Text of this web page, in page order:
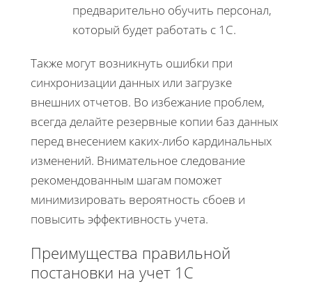
предварительно обучить персонал,
который будет работать с 1С.
Также могут возникнуть ошибки при
синхронизации данных или загрузке
внешних отчетов. Во избежание проблем,
всегда делайте резервные копии баз данных
перед внесением каких-либо кардинальных
изменений. Внимательное следование
рекомендованным шагам поможет
минимизировать вероятность сбоев и
повысить эффективность учета.
Преимущества правильной
постановки на учет 1С